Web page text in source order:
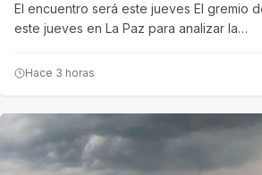
El encuentro será este jueves El gremio
este jueves en La Paz para analizar la…
Hace 3 horas